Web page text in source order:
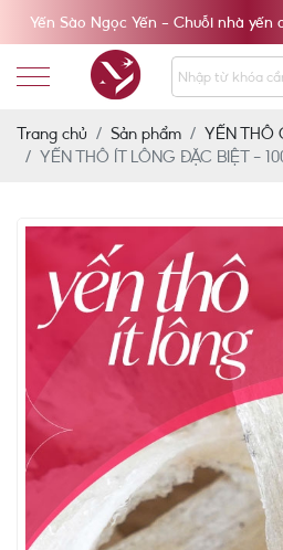
Yến Sào Ngọc Yến - Chuỗi nhà yến
Trang chủ Sản phẩm
YẾN THÔ
YẾN THÔ ÍT LÔNG ĐẶC BIỆT -